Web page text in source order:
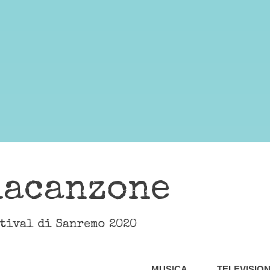
di Sanremo 2020